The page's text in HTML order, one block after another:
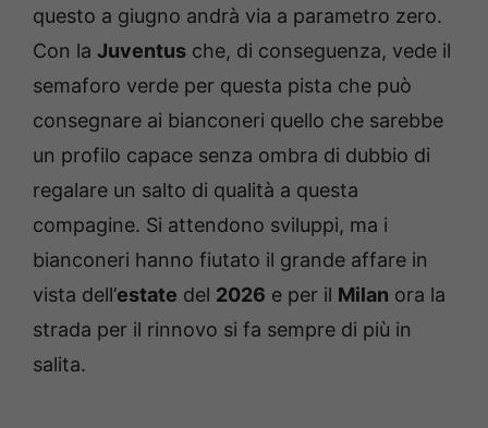
questo a giugno andrà via a parametro zero.
Con la Juventus che, di conseguenza, vede il
semaforo verde per questa pista che può
consegnare ai bianconeri quello che sarebbe
un profilo capace senza ombra di dubbio di
regalare un salto di qualità a questa
compagine. Si attendono sviluppi, ma i
bianconeri hanno fiutato il grande affare in
vista dell’estate del 2026 e per il Milan ora la
strada per il rinnovo si fa sempre di più in
salita.